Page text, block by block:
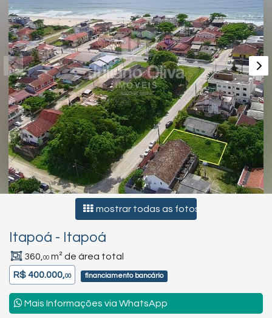
mostrar todas as fotos
Itapoá - Itapoá
360, 00 m² de área total
R$ 400.000,00 financiamento bancário
Mais Informações via WhatsApp